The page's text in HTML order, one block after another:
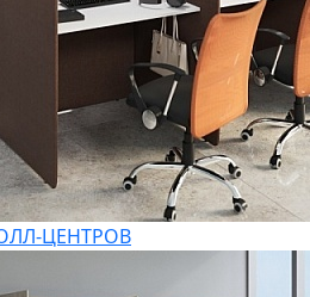
ЦЕНТРОВ